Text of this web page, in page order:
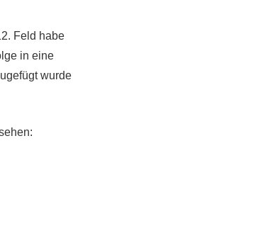
Feld habe
in eine
wurde